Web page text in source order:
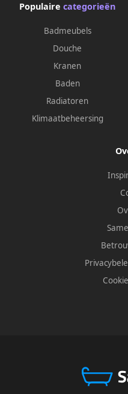
Populaire categorieën
Badmeubels
Douche
Kranen
Baden
Radiatoren
Klimaatbeheersing